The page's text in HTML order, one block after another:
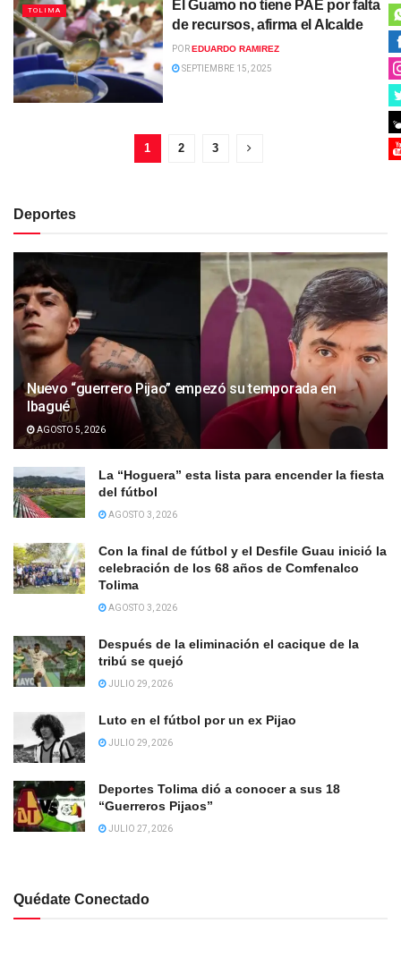
TOLIMA
El Guamo no tiene PAE por falta
de recursos, afirma el Alcalde
POREDUARDO RAMIREZ
SEPTIEMBRE 15, 2025
1 2 3
Deportes
Nuevo “guerrero Pijao” empezó su temporada en
Ibagué
AGOSTO 5, 2026
La “Hoguera” esta lista para encender la fiesta
del fútbol
AGOSTO 3, 2026
Con la final de fútbol y el Desfile Guau inició la
celebración de los 68 años de Comfenalco
Tolima
AGOSTO 3, 2026
Después de la eliminación el cacique de la
tribú se quejó
JULIO 29, 2026
Luto en el fútbol por un ex Pijao
JULIO 29, 2026
Deportes Tolima dió a conocer a sus 18
“Guerreros Pijaos”
JULIO 27, 2026
Quédate Conectado